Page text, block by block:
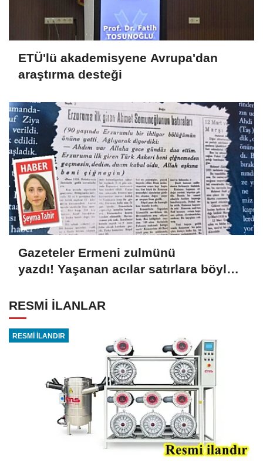
ETÜ'lü akademisyene Avrupa'dan
araştırma desteği
Gazeteler Ermeni zulmünü
yazdı! Yaşanan acılar satırlara böyle
RESMİ İLANLAR
RESMİ İLANDIR